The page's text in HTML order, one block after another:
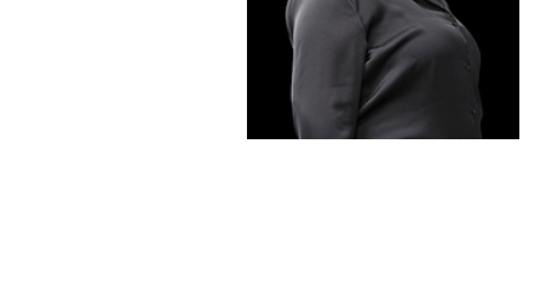
Profil LinkedIn